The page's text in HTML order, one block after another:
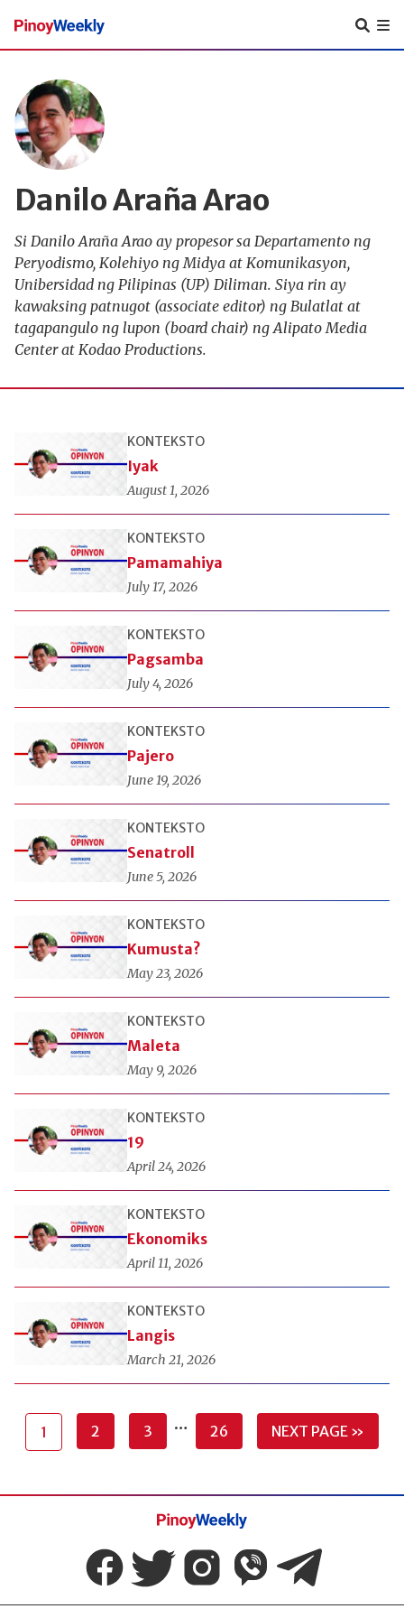
Pinoy
Weekly
Danilo Araña Arao
Si Danilo Araña Arao ay propesor sa Departamento ng
Peryodismo, Kolehiyo ng Midya at Komunikasyon,
Unibersidad ng Pilipinas (UP) Diliman. Siya rin ay
kawaksing patnugot (associate editor) ng Bulatlat at
tagapangulo ng lupon (board chair) ng Alipato Media
Center at Kodao Productions.
KONTEKSTO
Iyak
August 1, 2026
KONTEKSTO
Pamamahiya
July 17, 2026
KONTEKSTO
Pagsamba
July 4, 2026
KONTEKSTO
Pajero
June 19, 2026
KONTEKSTO
Senatroll
June 5, 2026
KONTEKSTO
Kumusta?
May 23, 2026
KONTEKSTO
Maleta
May 9, 2026
KONTEKSTO
19
April 24, 2026
KONTEKSTO
Ekonomiks
April 11, 2026
KONTEKSTO
Langis
March 21, 2026
1 2 3 … 26 NEXT PAGE »
Pinoy
Weekly